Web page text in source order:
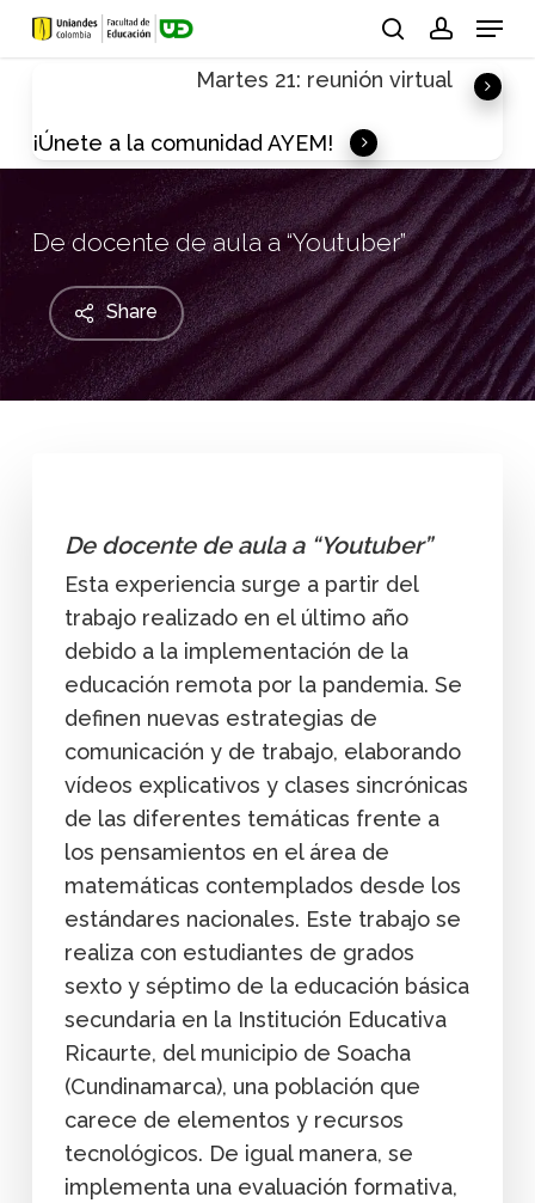
Skip
Menu
Martes 21: reunión virtual
¡Únete a la comunidad AYEM!
De docente de aula a “Youtuber”
Share
De docente de aula a “Youtuber”
Esta experiencia surge a partir del
trabajo realizado en el último año
debido a la implementación de la
educación remota por la pandemia. Se
definen nuevas estrategias de
comunicación y de trabajo, elaborando
vídeos explicativos y clases sincrónicas
de las diferentes temáticas frente a
los pensamientos en el área de
matemáticas contemplados desde los
estándares nacionales. Este trabajo se
realiza con estudiantes de grados
sexto y séptimo de la educación básica
secundaria en la Institución Educativa
Ricaurte, del municipio de Soacha
(Cundinamarca), una población que
carece de elementos y recursos
tecnológicos. De igual manera, se
implementa una evaluación formativa,